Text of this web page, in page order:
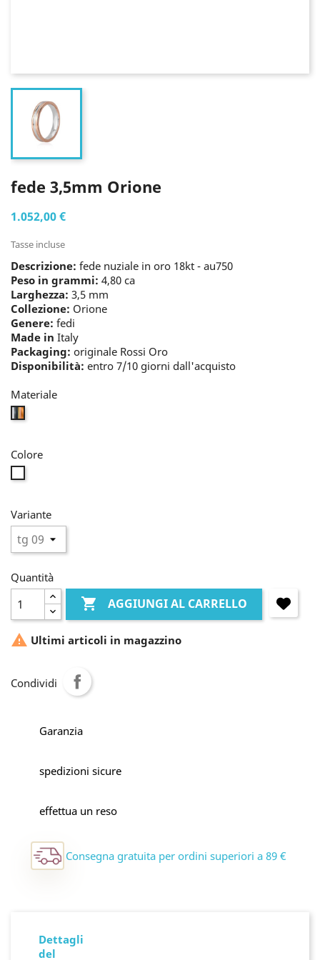
fede 3,5mm Orione
1.052,00 €
Tasse incluse
Descrizione: fede nuziale in oro 18kt - au750
Peso in grammi: 4,80 ca
Larghezza: 3,5 mm
Collezione: Orione
Genere: fedi
Made in Italy
Packaging: originale Rossi Oro
Disponibilità: entro 7/10 giorni dall'acquisto
Materiale
mix
Colore
Variante
Quantità
 AGGIUNGI AL CARRELLO
 Ultimi articoli in magazzino
Condividi
Garanzia
spedizioni sicure
effettua un reso
Consegna gratuita per ordini superiori a 89 €
Dettagli
del